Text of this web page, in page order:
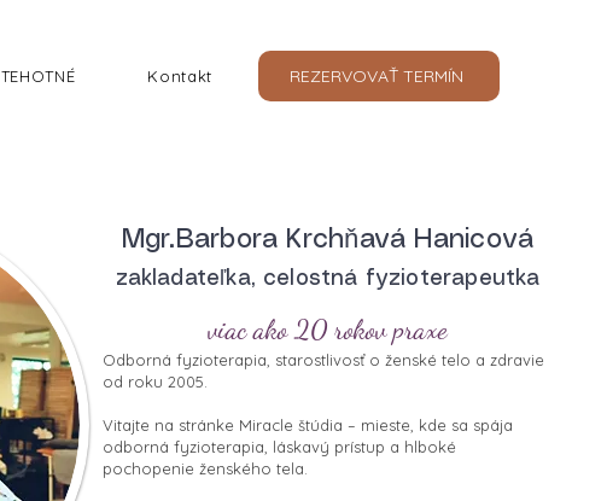
TEHOTNÉ Kontakt REZERVOVAŤ TERMÍN
Mgr.Barbora Krchňavá Hanicová
zakladateľka, celostná fyzioterapeutka
viac ako 20 rokov praxe
Odborná fyzioterapia, starostlivosť o ženské telo a zdravie
od roku 2005.
Vitajte na stránke Miracle štúdia – mieste, kde sa spája
odborná fyzioterapia, láskavý prístup a hlboké
pochopenie ženského tela.